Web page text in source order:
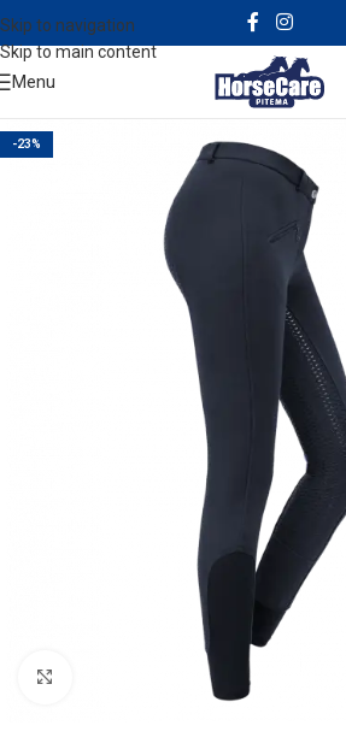
Skip to navigation
Skip to main content
Menu
-23%